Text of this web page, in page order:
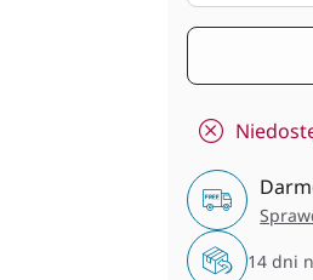
14 dni